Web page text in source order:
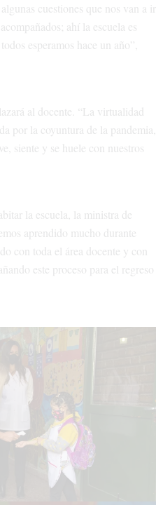
cuestiones que nos van a ir
ahí la escuela es
esperamos hace un año”,
al docente. “La virtualidad
por la coyuntura de la pandemia,
siente y se huele con nuestros
la escuela, la ministra de
aprendido mucho durante
con toda el área docente y con
este proceso para el regreso